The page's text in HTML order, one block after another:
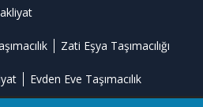
Zati Eşya Taşımacılığı
Evden Eve Taşımacılık